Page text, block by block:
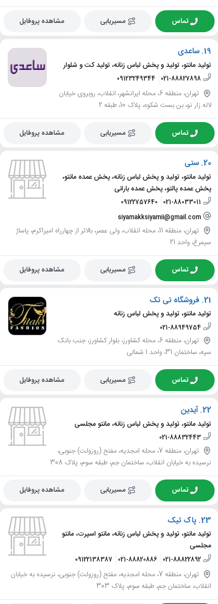
تماس مسیریابی مشاهده پروفایل
19. ساعدی
تولید مانتو، تولید و پخش لباس زنانه، تولید کت و شلوار
021-88827898
09123249344
تهران، منطقه 6، محله ایرانشهر، انقلاب، روبروی خیابان
لاله زار نو، بن بست شکوه، پلاک 10، طبقه 2
تماس مسیریابی مشاهده پروفایل
20. ستی
تولید مانتو، تولید و پخش لباس زنانه، پخش عمده مانتو،
پخش عمده پالتو، پخش عمده بارانی
021-88033011
09122757640
siyamakksiyamii@gmail.com
تهران، منطقه 11، محله انقلاب، ولی عصر، بالاتر از چهارراه امیراکرم، پاساژ
سیمرغ، واحد 21
تماس مسیریابی مشاهده پروفایل
21. فروشگاه تی تک
تولید مانتو، تولید و پخش لباس زنانه
021-88949754
تهران، منطقه 6، محله کشاورز، بلوار کشاورز، جنب بانک
سپه، ساختمان 31، واحد 1 شمالی
تماس مسیریابی مشاهده پروفایل
22. آیدین
تولید مانتو، تولید و پخش لباس زنانه، مانتو مجلسی
021-88832443
تهران، منطقه 7، محله امجدیه، مفتح (روزولت) جنوبی،
نرسیده به خیابان انقلاب، ساختمان جم، طبقه سوم، پلاک 308
تماس مسیریابی مشاهده پروفایل
23. پاک تیک
تولید مانتو، تولید و پخش لباس زنانه، مانتو اسپرت، مانتو
مجلسی
021-88822892
021-88820886
09122138387
تهران، منطقه 7، محله امجدیه، مفتح (روزولت) جنوبی، نرسیده به خیابان
انقلاب، ساختمان جم، طبقه سوم، پلاک 303